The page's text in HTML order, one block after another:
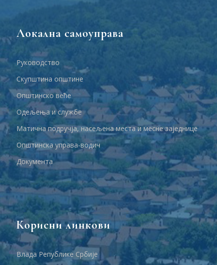
Локална самоуправа
Руководство
Скупштина општине
Општинско веће
Одељења и службе
Матична подручја, насељена места и месне заједнице
Општинска управа-водич
Документа
Корисни линкови
Влада Републике Србије